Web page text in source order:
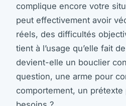
complique encore votre
peut effectivement avoir
réels, des difficultés
tient à l’usage qu’elle fait
devient-elle un bouclier
question, une arme pour
comportement, un